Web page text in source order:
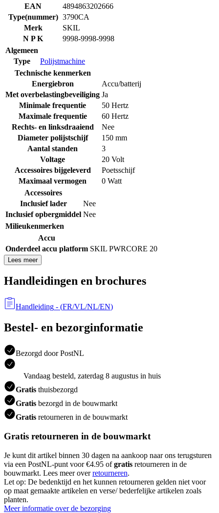
EAN
4894863202666
Type(nummer) 3790CA
Merk
SKIL
N P K
9998-9998-9998
Algemeen
Type
Polijstmachine
Technische kenmerken
Energiebron
Accu/batterij
Met overbelastingbeveiliging Ja
Minimale frequentie
50 Hertz
Maximale frequentie
60 Hertz
Rechts- en linksdraaiend
Nee
Diameter polijstschijf
150 mm
Aantal standen
3
Voltage
20 Volt
Accessoires bijgeleverd
Poetsschijf
Maximaal vermogen
0 Watt
Accessoires
Inclusief lader
Nee
Inclusief opbergmiddel Nee
Milieukenmerken
Accu
Onderdeel accu platform SKIL PWRCORE 20
Lees meer
Handleidingen en brochures
Handleiding - (FR/VL/NL/EN)
Bestel- en bezorginformatie
Bezorgd door PostNL
Vandaag besteld, zaterdag 8 augustus in huis
Gratis thuisbezorgd
Gratis bezorgd in de bouwmarkt
Gratis retourneren in de bouwmarkt
Gratis retourneren in de bouwmarkt
Je kunt dit artikel binnen 30 dagen na aankoop naar ons terugsturen
via een PostNL-punt voor €4.95 ofgratis retourneren in de
bouwmarkt. Lees meer overretourneren.
Let op: De bedenktijd en het kunnen retourneren gelden niet voor
op maat gemaakte artikelen en verse/ bederfelijke artikelen zoals
planten.
Meer informatie over de bezorging